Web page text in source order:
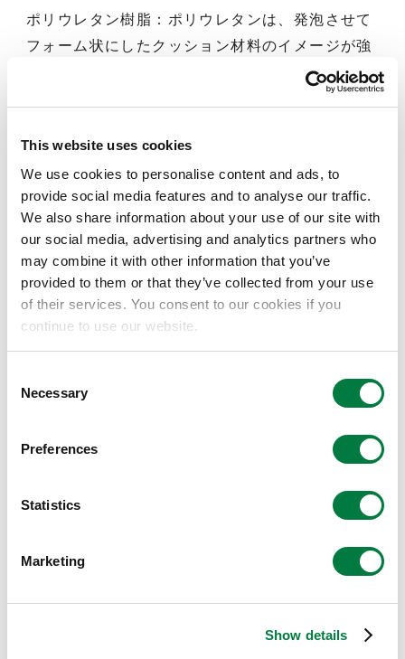
This website uses cookies
We use cookies to personalise content and ads, to
provide social media features and to analyse our traffic.
We also share information about your use of our site with
our social media, advertising and analytics partners who
may combine it with other information that you’ve
provided to them or that they’ve collected from your use
of their services. You consent to our cookies if you
continue to use our website.
Selection
Necessary
Preferences
Statistics
Marketing
Show details
ポリウレタン樹脂：ポリウレタンは、発泡させて
フォーム状にしたクッション材料のイメージが強
いですが、このような透明のブロックにもなりま
す。硬くも柔らかくもでき、耐摩耗性、耐薬品
タイヤ、ベルトや機械部品などとして使用されて
います。三井化学では、各種用途に応じた注型用
プレポリマーを開発しています。
08 ポリウレタン（ソフト）／POLYURETHANE
SOFT
ポリウレタン樹脂：ポリウレタンは、発泡させて
す。硬くも柔らかくもでき、耐摩耗性、耐薬品
タイヤ、ベルトや機械部品などとして使用されて
プレポリマーを開発しています。
高アッベ数、低比重、高染色性、耐衝撃性といっ
た特徴を持つ、熱硬化性の最高品質光学プラスチ